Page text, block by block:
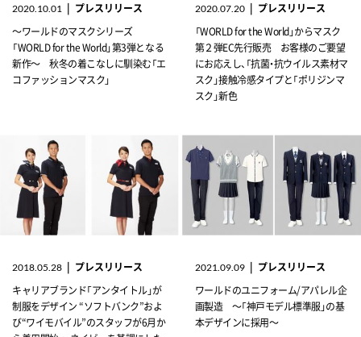
2020.10.01 | プレスリリース
～ワールドのマスクシリーズ
「WORLD for the World」第3弾となる
新作～ 秋冬の着こなしに馴染む「エ
コファッションマスク」
2020.07.20 | プレスリリース
「WORLD for the World」からマスク
第２弾EC先行販売 お客様のご要望
にお応えし、「抗菌・抗ウイルス素材マ
スク」接触冷感タイプと「ポリジンマ
スク」新色
2018.05.28 | プレスリリース
キャリアブランド「アンタイトル」が
制服をデザイン “ソフトバンク”およ
び“ワイモバイル”のスタッフが6月か
2021.09.09 | プレスリリース
ワールドのユニフォーム/アパレル企
画製造 ～「神戸モデル標準服」の基
本デザインに採用～